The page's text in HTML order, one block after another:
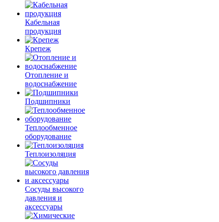
Кабельная
продукция
Крепеж
Отопление и
водоснабжение
Подшипники
Теплообменное
оборудование
Теплоизоляция
Сосуды высокого
давления и
аксессуары